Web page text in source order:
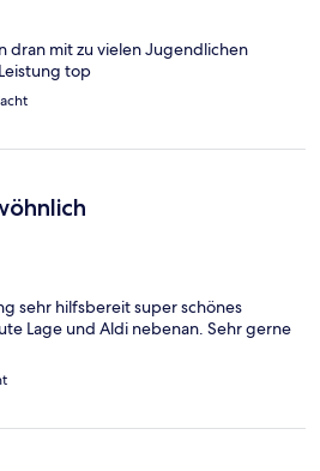
dran mit zu vielen Jugendlichen
top
sehr hilfsbereit super schönes
Lage und Aldi nebenan. Sehr gerne